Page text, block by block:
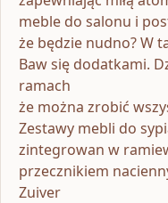
meble do salonu i
że będzie nudno? W
Baw się dodatkami.
ramach
że można zrobić
Zestawy mebli do
zintegrowan w
przecznikiem
Zuiver